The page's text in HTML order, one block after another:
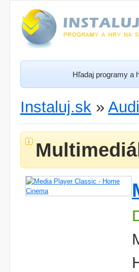
Hľadaj programy a
Instaluj.sk »